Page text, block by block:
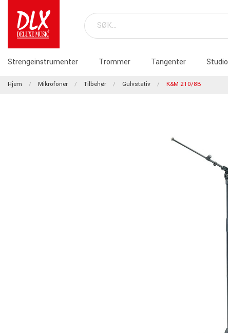
Strengeinstrumenter Trommer Tangenter Studio
Hjem Mikrofoner Tilbehør Gulvstativ K&M 210/8B